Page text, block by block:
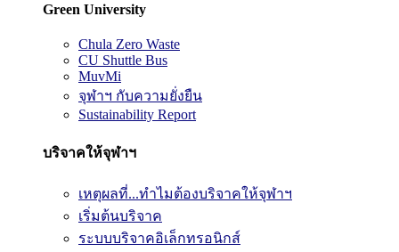
Green University
Chula Zero Waste
CU Shuttle Bus
MuvMi
จุฬาฯ กับความยั่งยืน
Sustainability Report
บริจาคให้จุฬาฯ
เหตุผลที่...ทำไมต้องบริจาคให้จุฬาฯ
เริ่มต้นบริจาค
ระบบบริจาคอิเล็กทรอนิกส์